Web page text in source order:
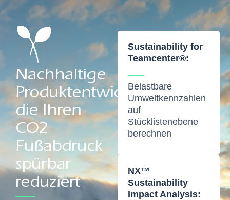
Nachhaltige
Produktentwicklung,
die Ihren
CO2
Fußabdruck
spürbar
reduziert
Sustainability for
Teamcenter®:
Belastbare
Umweltkennzahlen
auf
Stücklistenebene
berechnen
NX™
Sustainability
Impact Analysis: